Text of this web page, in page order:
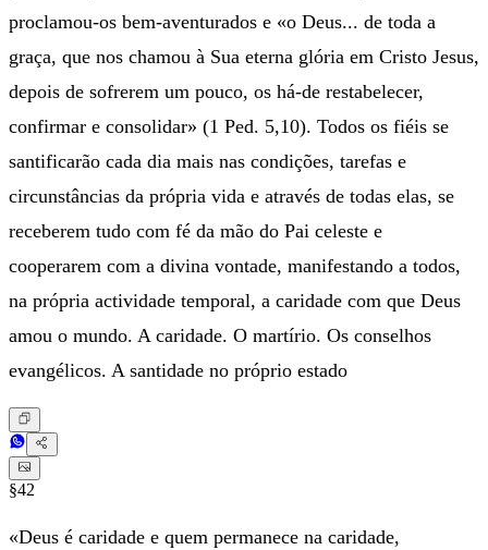
proclamou-os bem-aventurados e «o Deus... de toda a
graça, que nos chamou à Sua eterna glória em Cristo Jesus,
depois de sofrerem um pouco, os há-de restabelecer,
confirmar e consolidar» (1 Ped. 5,10). Todos os fiéis se
santificarão cada dia mais nas condições, tarefas e
circunstâncias da própria vida e através de todas elas, se
receberem tudo com fé da mão do Pai celeste e
cooperarem com a divina vontade, manifestando a todos,
na própria actividade temporal, a caridade com que Deus
amou o mundo. A caridade. O martírio. Os conselhos
evangélicos. A santidade no próprio estado
§42
«Deus é caridade e quem permanece na caridade,